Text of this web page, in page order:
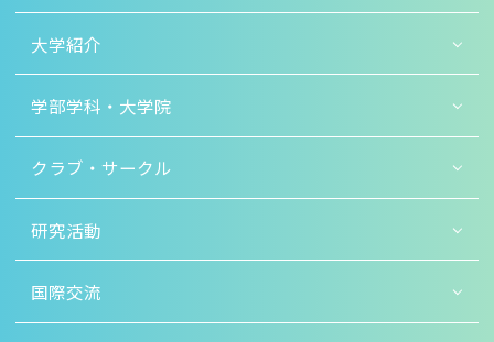
大学紹介
学部学科・大学院
クラブ・サークル
研究活動
国際交流